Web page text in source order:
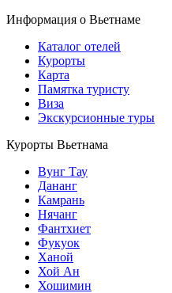
Информация о Вьетнаме
Каталог отелей
Курорты
Карта
Памятка туристу
Виза
Экскурсионные туры
Курорты Вьетнама
Вунг Тау
Дананг
Камрань
Нячанг
Фантхиет
Фукуок
Ханой
Хой Ан
Хошимин